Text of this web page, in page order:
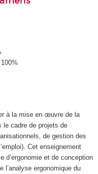
à la mise en œuvre de la
le cadre de projets de
de gestion des
Cet enseignement
d’ergonomie et de conception
l’analyse ergonomique du